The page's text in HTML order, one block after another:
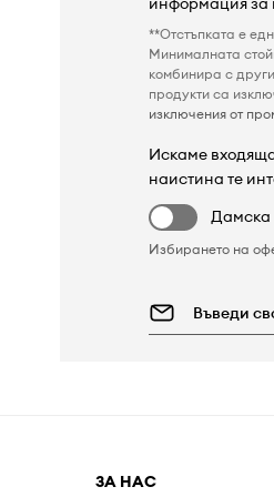
**Отстъпката е
Минималната
комбинира с
продукти са
изключения от
Искаме
наистина те
Дамска
Избирането на
ЗА НАС